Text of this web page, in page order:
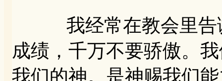
我经常在教会里告诫
成绩，千万不要骄傲。
我们的神。是神赐我们